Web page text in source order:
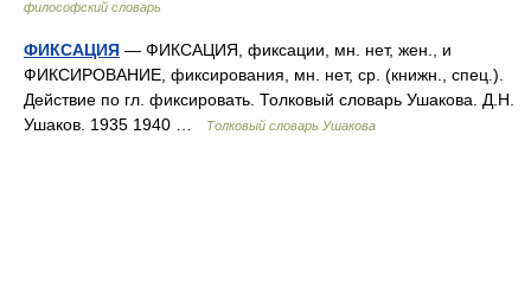
философский словарь
ФИКСАЦИЯ — ФИКСАЦИЯ, фиксации, мн. нет, жен., и
ФИКСИРОВАНИЕ, фиксирования, мн. нет, ср. (книжн., спец.).
Действие по гл. фиксировать. Толковый словарь Ушакова. Д.Н.
Ушаков. 1935 1940 …
Толковый словарь Ушакова